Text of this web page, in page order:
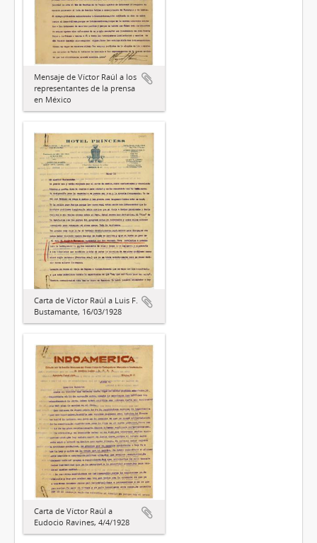
Mensaje de Víctor Raúl a los
representantes de la prensa
en México
Carta de Víctor Raúl a Luis F.
Bustamante, 16/03/1928
Carta de Víctor Raúl a
Eudocio Ravines, 4/4/1928